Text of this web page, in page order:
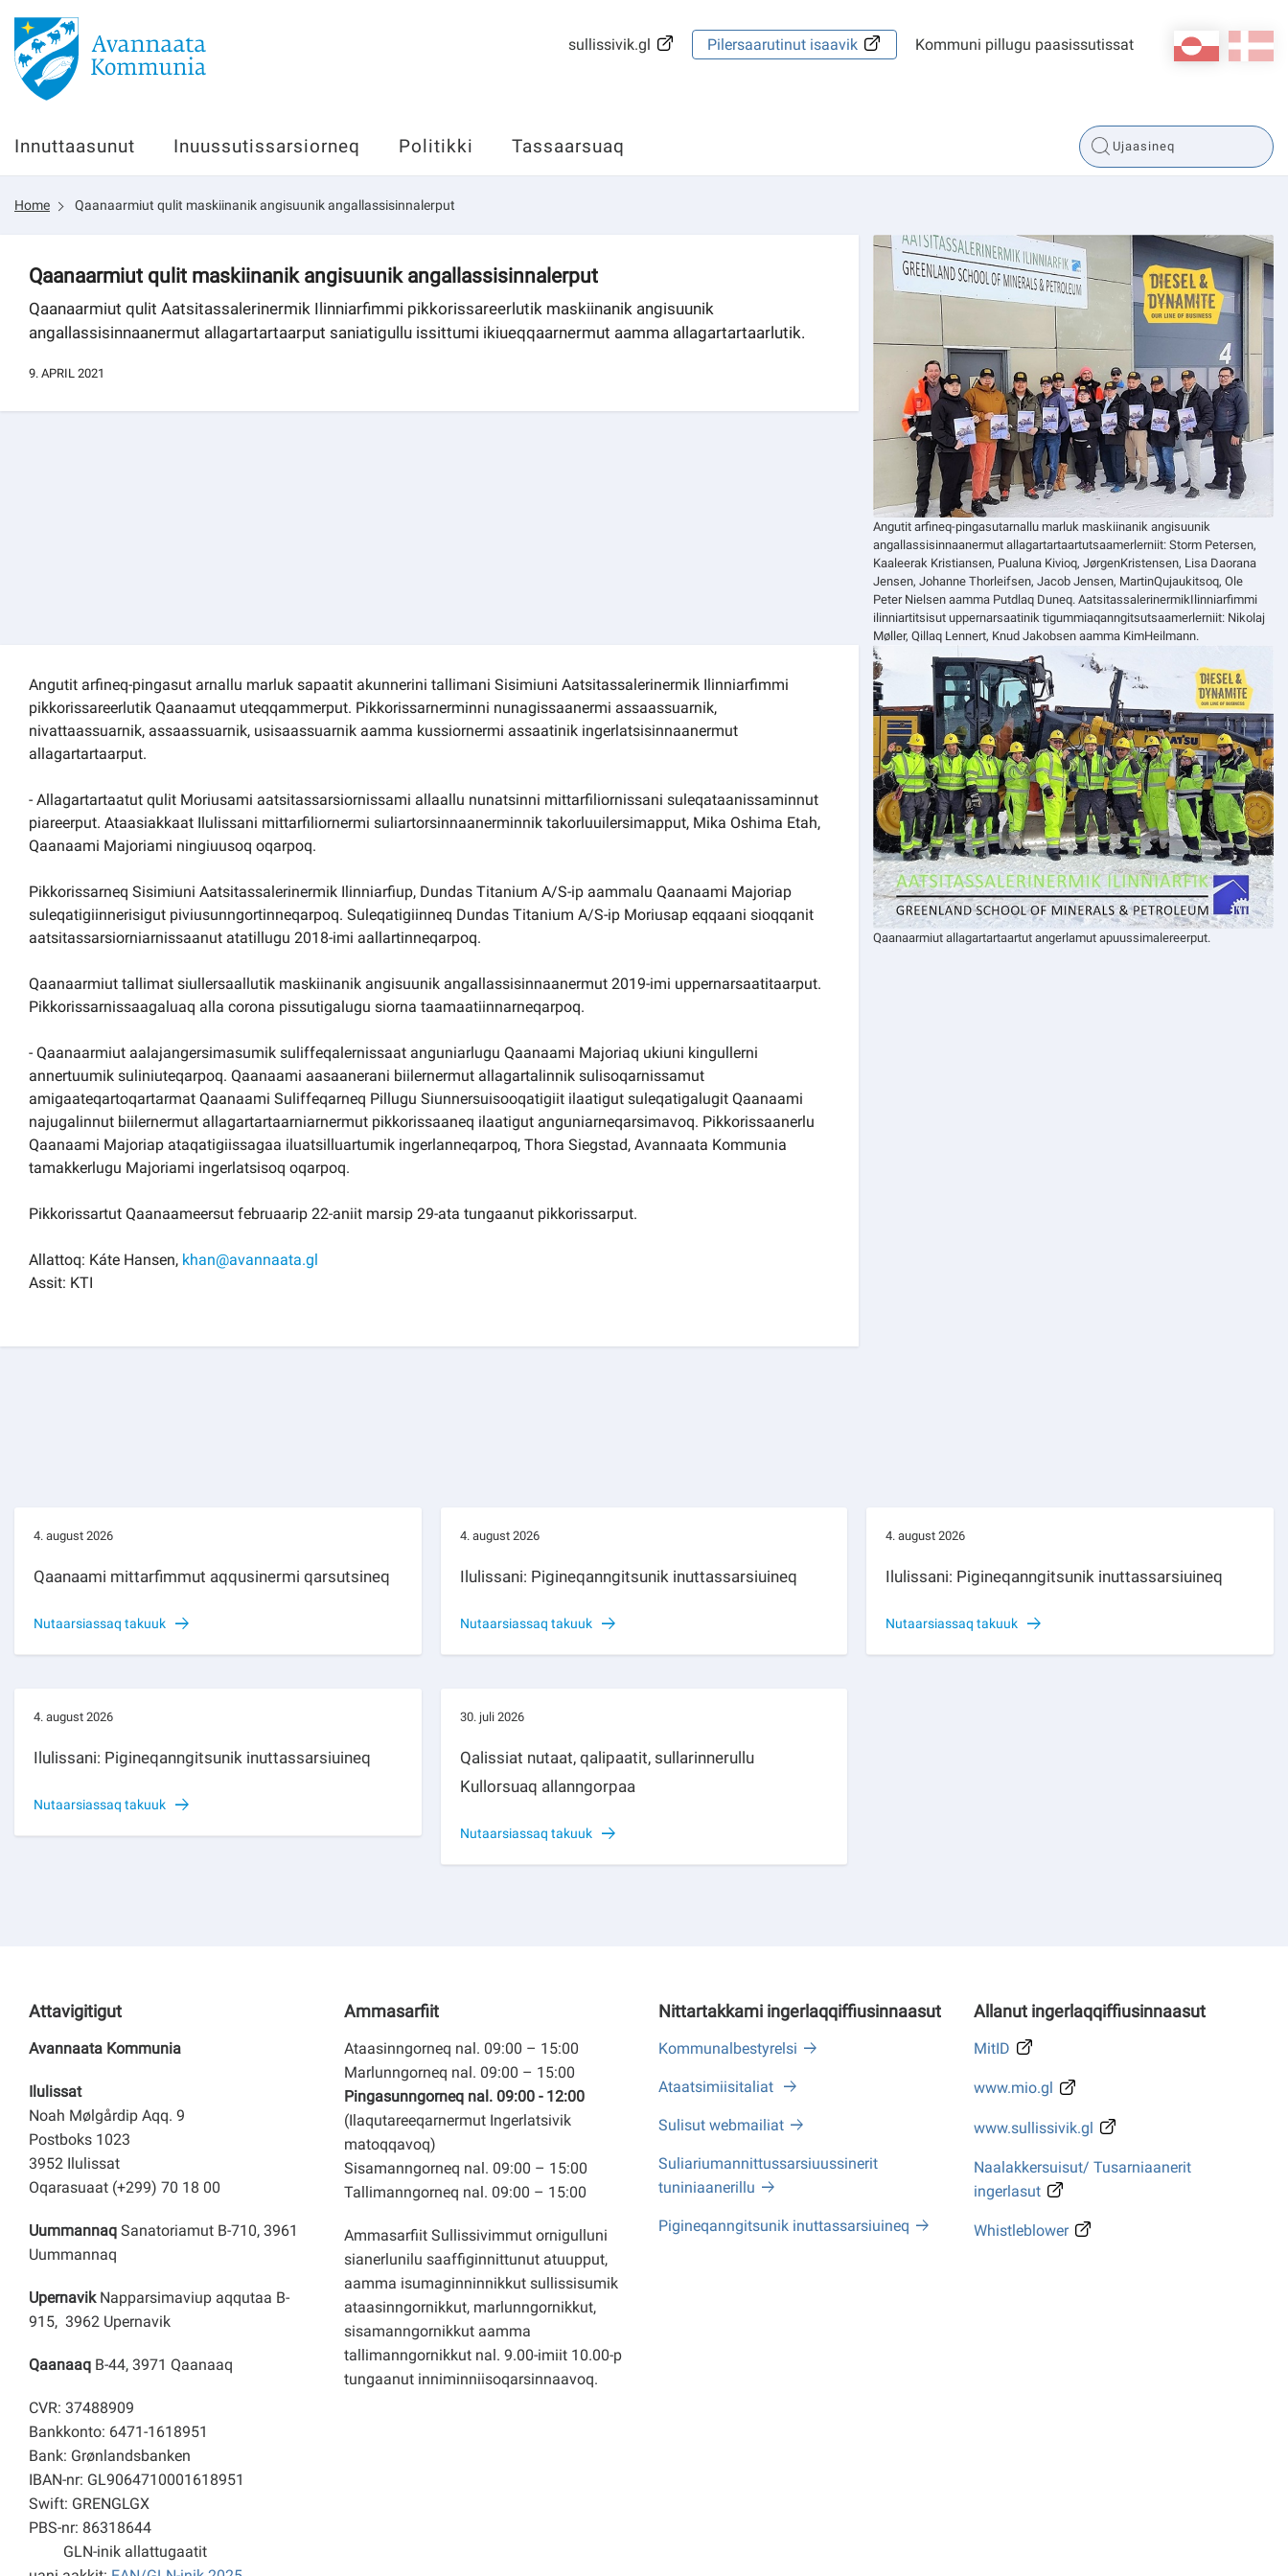
Innuttaasunut
Inuussutissarsiorneq
Politikki
Tassaarsuaq
da
kl-GL
sullissivik.gl Pilersaarutinut isaavik Kommuni pillugu paasissutissat
Innuttaasunut Inuussutissarsiorneq Politikki Tassaarsuaq
Home Qaanaarmiut qulit maskiinanik angisuunik angallassisinnalerput
Qaanaarmiut qulit maskiinanik angisuunik angallassisinnalerput
Qaanaarmiut qulit Aatsitassalerinermik Ilinniarfimmi pikkorissareerlutik maskiinanik angisuunik
angallassisinnaanermut allagartartaarput saniatigullu issittumi ikiueqqaarnermut aamma allagartartaarlutik.
9. APRIL 2021
Angutit arfineq-pingasutarnallu marluk maskiinanik angisuunik
angallassisinnaanermut allagartartaartutsaamerlerniit: Storm Petersen,
Kaaleerak Kristiansen, Pualuna Kivioq, JørgenKristensen, Lisa Daorana
Jensen, Johanne Thorleifsen, Jacob Jensen, MartinQujaukitsoq, Ole
Peter Nielsen aamma Putdlaq Duneq. AatsitassalerinermikIlinniarfimmi
ilinniartitsisut uppernarsaatinik tigummiaqanngitsutsaamerlerniit: Nikolaj
Møller, Qillaq Lennert, Knud Jakobsen aamma KimHeilmann.
Angutit arfineq-pingasut arnallu marluk sapaatit akunnerini tallimani Sisimiuni Aatsitassalerinermik Ilinniarfimmi
pikkorissareerlutik Qaanaamut uteqqammerput. Pikkorissarnerminni nunagissaanermi assaassuarnik,
nivattaassuarnik, assaassuarnik, usisaassuarnik aamma kussiornermi assaatinik ingerlatsisinnaanermut
allagartartaarput.
- Allagartartaatut qulit Moriusami aatsitassarsiornissami allaallu nunatsinni mittarfiliornissani suleqataanissaminnut
piareerput. Ataasiakkaat Ilulissani mittarfiliornermi suliartorsinnaanerminnik takorluuilersimapput, Mika Oshima Etah,
Qaanaami Majoriami ningiuusoq oqarpoq.
Pikkorissarneq Sisimiuni Aatsitassalerinermik Ilinniarfiup, Dundas Titanium A/S-ip aammalu Qaanaami Majoriap
suleqatigiinnerisigut piviusunngortinneqarpoq. Suleqatigiinneq Dundas Titanium A/S-ip Moriusap eqqaani sioqqanit
aatsitassarsiorniarnissaanut atatillugu 2018-imi aallartinneqarpoq.
Qaanaarmiut tallimat siullersaallutik maskiinanik angisuunik angallassisinnaanermut 2019-imi uppernarsaatitaarput.
Pikkorissarnissaagaluaq alla corona pissutigalugu siorna taamaatiinnarneqarpoq.
- Qaanaarmiut aalajangersimasumik suliffeqalernissaat anguniarlugu Qaanaami Majoriaq ukiuni kingullerni
annertuumik suliniuteqarpoq. Qaanaami aasaanerani biilernermut allagartalinnik sulisoqarnissamut
amigaateqartoqartarmat Qaanaami Suliffeqarneq Pillugu Siunnersuisooqatigiit ilaatigut suleqatigalugit Qaanaami
najugalinnut biilernermut allagartartaarniarnermut pikkorissaaneq ilaatigut anguniarneqarsimavoq. Pikkorissaanerlu
Qaanaami Majoriap ataqatigiissagaa iluatsilluartumik ingerlanneqarpoq, Thora Siegstad, Avannaata Kommunia
tamakkerlugu Majoriami ingerlatsisoq oqarpoq.
Pikkorissartut Qaanaameersut februaarip 22-aniit marsip 29-ata tungaanut pikkorissarput.
Allattoq: Káte Hansen, khan@avannaata.gl
Assit: KTI
Qaanaarmiut allagartartaartut angerlamut apuussimalereerput.
4. august 2026
Qaanaami mittarfimmut aqqusinermi qarsutsineq
Nutaarsiassaq takuuk
4. august 2026
Ilulissani: Pigineqanngitsunik inuttassarsiuineq
Nutaarsiassaq takuuk
4. august 2026
Ilulissani: Pigineqanngitsunik inuttassarsiuineq
Nutaarsiassaq takuuk
4. august 2026
Ilulissani: Pigineqanngitsunik inuttassarsiuineq
Nutaarsiassaq takuuk
30. juli 2026
Qalissiat nutaat, qalipaatit, sullarinnerullu
Kullorsuaq allanngorpaa
Nutaarsiassaq takuuk
Attavigitigut
Avannaata Kommunia
Ilulissat
Noah Mølgårdip Aqq. 9
Postboks 1023
3952 Ilulissat
Oqarasuaat (+299) 70 18 00
Uummannaq Sanatoriamut B-710, 3961
Uummannaq
Upernavik Napparsimaviup aqqutaa B-
915, 3962 Upernavik
Qaanaaq B-44, 3971 Qaanaaq
CVR: 37488909
Bankkonto: 6471-1618951
Bank: Grønlandsbanken
IBAN-nr: GL9064710001618951
Swift: GRENGLGX
PBS-nr: 86318644
GLN-inik allattugaatit
Ammasarfiit
Ataasinngorneq nal. 09:00 – 15:00
Marlunngorneq nal. 09:00 – 15:00
Pingasunngorneq nal. 09:00 - 12:00
(Ilaqutareeqarnermut Ingerlatsivik
matoqqavoq)
Sisamanngorneq nal. 09:00 – 15:00
Tallimanngorneq nal. 09:00 – 15:00
Ammasarfiit Sullissivimmut ornigulluni
sianerlunilu saaffiginnittunut atuupput,
aamma isumaginninnikkut sullissisumik
ataasinngornikkut, marlunngornikkut,
sisamanngornikkut aamma
tallimanngornikkut nal. 9.00-imiit 10.00-p
tungaanut inniminniisoqarsinnaavoq.
Nittartakkami ingerlaqqiffiusinnaasut
Kommunalbestyrelsi
Ataatsimiisitaliat
Sulisut webmailiat
Suliariumannittussarsiuussinerit
tuniniaanerillu
Pigineqanngitsunik inuttassarsiuineq
Allanut ingerlaqqiffiusinnaasut
MitID
www.mio.gl
www.sullissivik.gl
Naalakkersuisut/ Tusarniaanerit
ingerlasut
Whistleblower